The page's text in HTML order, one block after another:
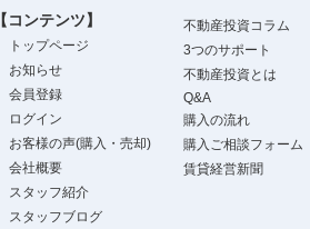
【コンテンツ】
トップページ
お知らせ
会員登録
ログイン
お客様の声(購入・売却)
会社概要
スタッフ紹介
スタッフブログ
不動産投資コラム
3つのサポート
不動産投資とは
Q&A
購入の流れ
購入ご相談フォーム
賃貸経営新聞